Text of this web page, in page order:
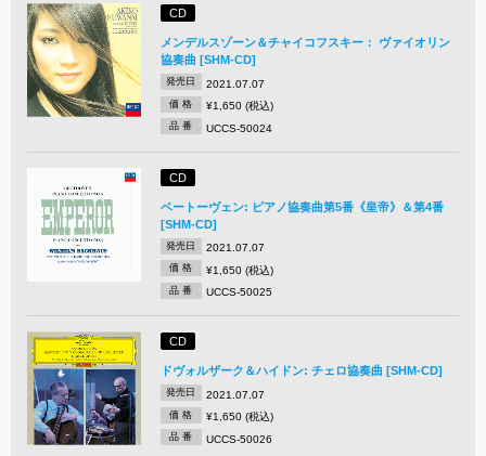
CD
メンデルスゾーン＆チャイコフスキー： ヴァイオリン
協奏曲 [SHM-CD]
発売日 2021.07.07
価 格 ¥1,650 (税込)
品 番 UCCS-50024
CD
ベートーヴェン: ピアノ協奏曲第5番《皇帝》＆第4番
[SHM-CD]
発売日 2021.07.07
価 格 ¥1,650 (税込)
品 番 UCCS-50025
CD
ドヴォルザーク＆ハイドン: チェロ協奏曲 [SHM-CD]
発売日 2021.07.07
価 格 ¥1,650 (税込)
品 番 UCCS-50026